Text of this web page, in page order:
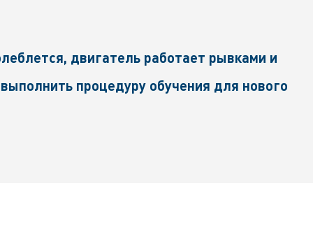
двигатель работает рывками и
процедуру обучения для нового